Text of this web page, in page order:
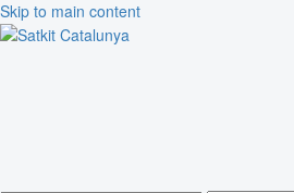
Skip to main content